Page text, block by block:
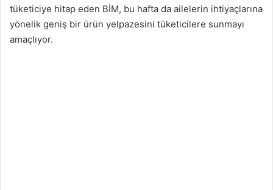
tüketiciye hitap eden BİM, bu hafta da ailelerin ihtiyaçlarına
yönelik geniş bir ürün yelpazesini tüketicilere sunmayı
amaçlıyor.